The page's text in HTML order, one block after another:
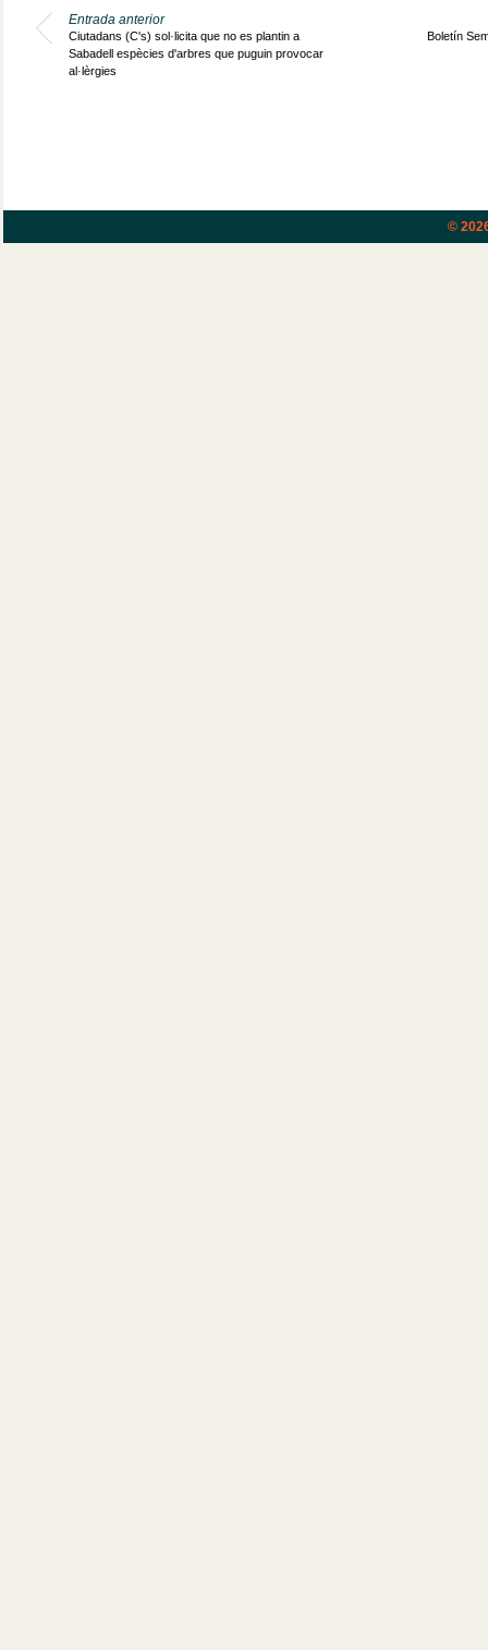
Entrada anterior
Ciutadans (C's) sol·licita que no es plantin a
Sabadell espècies d'arbres que puguin provocar
al·lèrgies
Boletín
©